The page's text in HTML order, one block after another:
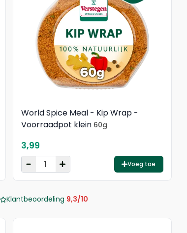
World Spice Meal - Kip Wrap -
Voorraadpot klein 60g
3,99
Voeg toe
Klantbeoordeling 9,3/10